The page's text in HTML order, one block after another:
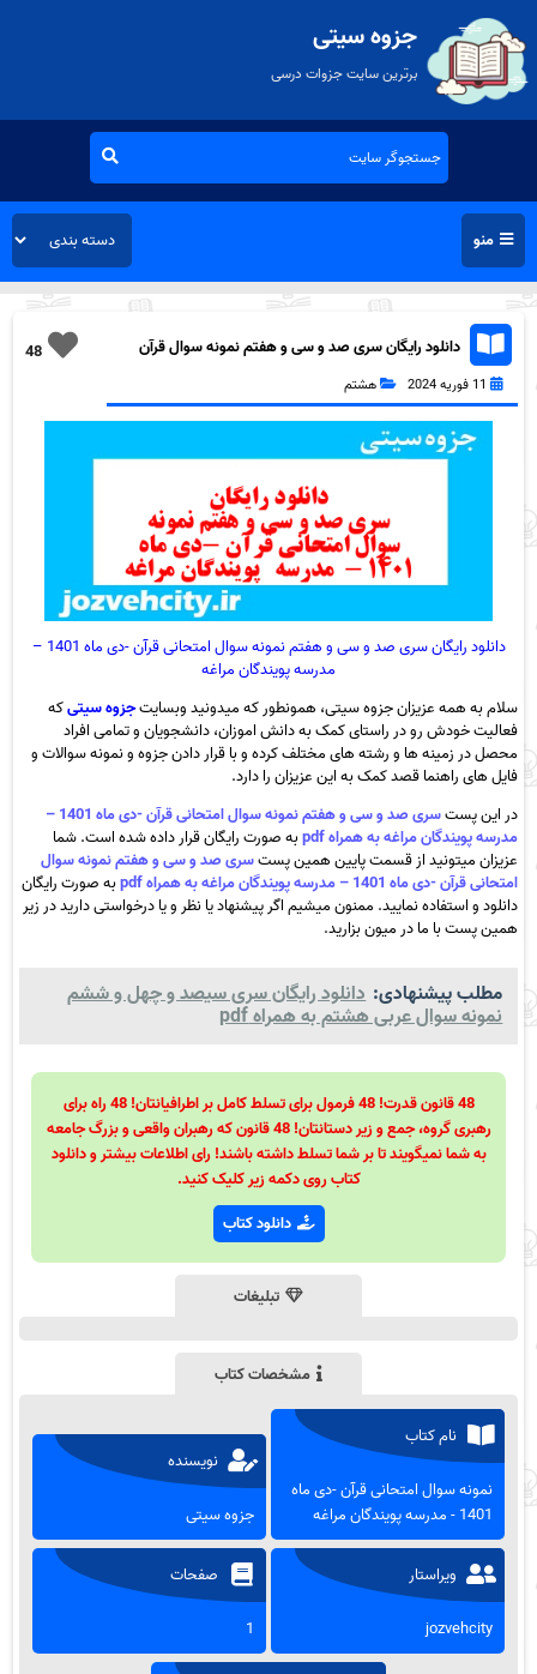
جزوه سیتی
برترین سایت جزوات درسی
منو
48
دانلود رایگان سری صد و سی و هفتم نمونه سوال قرآن
هشتم به همراه pdf
11 فوریه 2024 هشتم
دانلود رایگان سری صد و سی و هفتم نمونه سوال امتحانی قرآن -دی ماه 1401 –
مدرسه پویندگان مراغه
سلام به همه عزیزان جزوه سیتی، همونطور که میدونید وبسایتجزوه سیتیکه
فعالیت خودش رو در راستای کمک به دانش اموزان، دانشجویان و تمامی افراد
محصل در زمینه ها و رشته های مختلف کرده و با قرار دادن جزوه و نمونه سوالات و
فایل های راهنما قصد کمک به این عزیزان را دارد.
در این پست
سری صد و سی و هفتم نمونه سوال امتحانی قرآن -دی ماه 1401 –
مدرسه پویندگان مراغه به همراه pdf
به صورت رایگان قرار داده شده است. شما
عزیزان میتونید از قسمت پایین همین پستسری صد و سی و هفتم نمونه سوال
امتحانی قرآن -دی ماه 1401 – مدرسه پویندگان مراغه به همراه pdf
به صورت رایگان
دانلود و استفاده نمایید. ممنون میشیم اگر پیشنهاد یا نظر و یا درخواستی دارید در زیر
همین پست با ما در میون بزارید.
مطلب پیشنهادی: دانلود رایگان سری سیصد و چهل و ششم
نمونه سوال عربی هشتم به همراه pdf
48 قانون قدرت! 48 فرمول برای تسلط کامل بر اطرافیانتان! 48 راه برای
رهبری گروه، جمع و زیر دستانتان! 48 قانون که رهبران واقعی و بزرگ جامعه
به شما نمیگویند تا بر شما تسلط داشته باشند! رای اطلاعات بیشتر و دانلود
کتاب روی دکمه زیر کلیک کنید.
دانلود کتاب
تبلیغات
مشخصات کتاب
نام کتاب
نمونه سوال امتحانی قرآن -دی ماه
1401 - مدرسه پویندگان مراغه
نویسنده
جزوه سیتی
ویراستار
jozvehcity
صفحات
1